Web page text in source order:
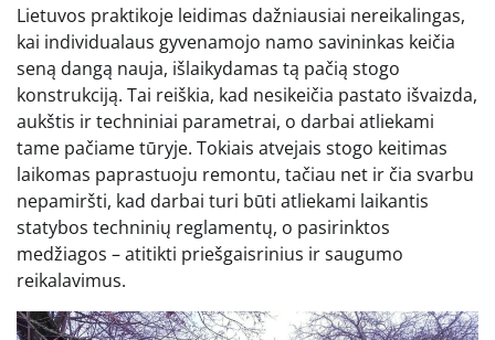
Lietuvos praktikoje leidimas dažniausiai nereikalingas,
kai individualaus gyvenamojo namo savininkas keičia
seną dangą nauja, išlaikydamas tą pačią stogo
konstrukciją. Tai reiškia, kad nesikeičia pastato išvaizda,
aukštis ir techniniai parametrai, o darbai atliekami
tame pačiame tūryje. Tokiais atvejais stogo keitimas
laikomas paprastuoju remontu, tačiau net ir čia svarbu
nepamiršti, kad darbai turi būti atliekami laikantis
statybos techninių reglamentų, o pasirinktos
medžiagos – atitikti priešgaisrinius ir saugumo
reikalavimus.